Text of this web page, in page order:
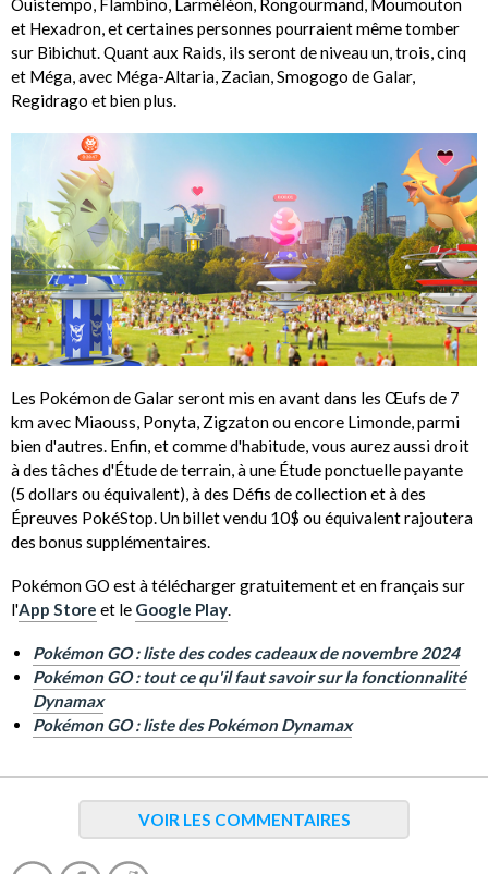
Ouistempo, Flambino, Larméléon, Rongourmand, Moumouton
et Hexadron, et certaines personnes pourraient même tomber
sur Bibichut. Quant aux Raids, ils seront de niveau un, trois, cinq
et Méga, avec Méga-Altaria, Zacian, Smogogo de Galar,
Regidrago et bien plus.
Les Pokémon de Galar seront mis en avant dans les Œufs de 7
km avec Miaouss, Ponyta, Zigzaton ou encore Limonde, parmi
bien d'autres. Enfin, et comme d'habitude, vous aurez aussi droit
à des tâches d'Étude de terrain, à une Étude ponctuelle payante
(5 dollars ou équivalent), à des Défis de collection et à des
Épreuves PokéStop. Un billet vendu 10$ ou équivalent rajoutera
des bonus supplémentaires.
Pokémon GO est à télécharger gratuitement et en français sur
l'App Store et le Google Play.
Pokémon GO : liste des codes cadeaux de novembre 2024
Pokémon GO : tout ce qu'il faut savoir sur la fonctionnalité
Dynamax
Pokémon GO : liste des Pokémon Dynamax
VOIR LES COMMENTAIRES